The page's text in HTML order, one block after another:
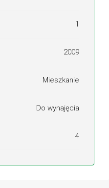
1
2009
Mieszkanie
Do wynajęcia
4